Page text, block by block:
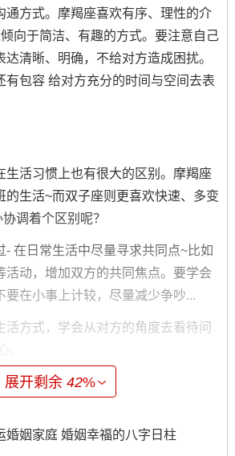
通方式。摩羯座喜欢有序、理性的介
向于简洁、有趣的方式。要注意自己
清晰、明确，不给对方造成困扰。
有包容 给对方充分的时间与空间去表
生活习惯上也有很大的区别。摩羯座
的生活~而双子座则更喜欢快速、多变
调着个区别呢？
- 在日常生活中尽量寻求共同点~比如
活动，增加双方的共同焦点。要学会
要在小事上计较，尽量减少争吵...
活方式，学会从对方的角度去看待问
。
。怎样做在目标上达成共识呢？
展开剩余42%
婚姻家庭 婚姻幸福的八字日柱